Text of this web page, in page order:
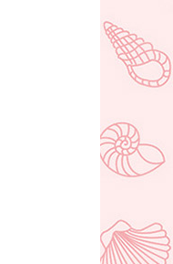
SLEEP
이리오모테
One Fine
EAT
이건 꼭 읽
INDEX